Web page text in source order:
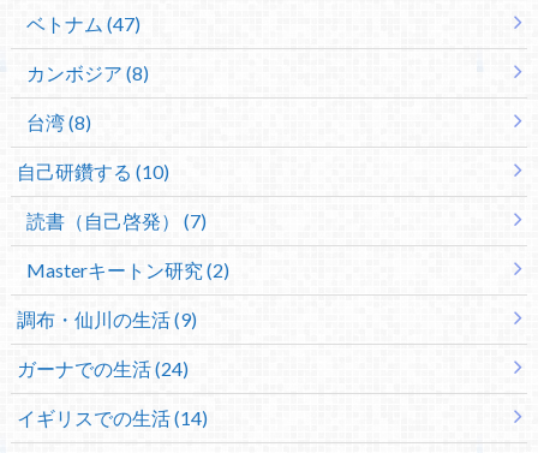
ベトナム (47)
カンボジア (8)
台湾 (8)
自己研鑽する (10)
読書（自己啓発） (7)
Masterキートン研究 (2)
調布・仙川の生活 (9)
ガーナでの生活 (24)
イギリスでの生活 (14)